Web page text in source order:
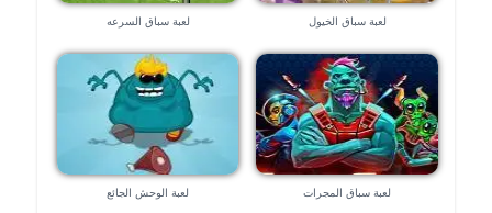
لعبة سباق الخيول لعبة سباق السرعه
لعبة سباق المجرات لعبة الوحش الجائع